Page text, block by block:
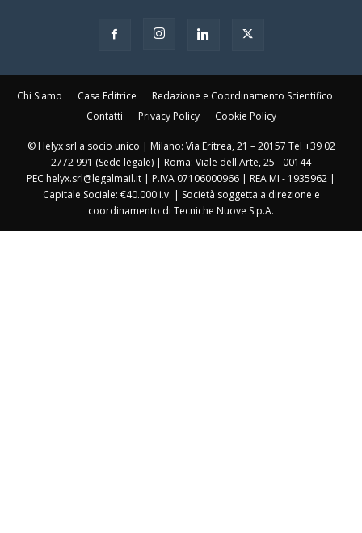
Chi Siamo Casa Editrice
Redazione e Coordinamento Scientifico
Contatti
Privacy Policy Cookie Policy
© Helyx srl a socio unico | Milano: Via Eritrea, 21 – 20157 Tel +39 02
2772 991 (Sede legale) | Roma: Viale dell'Arte, 25 - 00144
PEC helyx.srl@legalmail.it | P.IVA 07106000966 | REA MI - 1935962 |
Capitale Sociale: €40.000 i.v. | Società soggetta a direzione e
coordinamento di Tecniche Nuove S.p.A.